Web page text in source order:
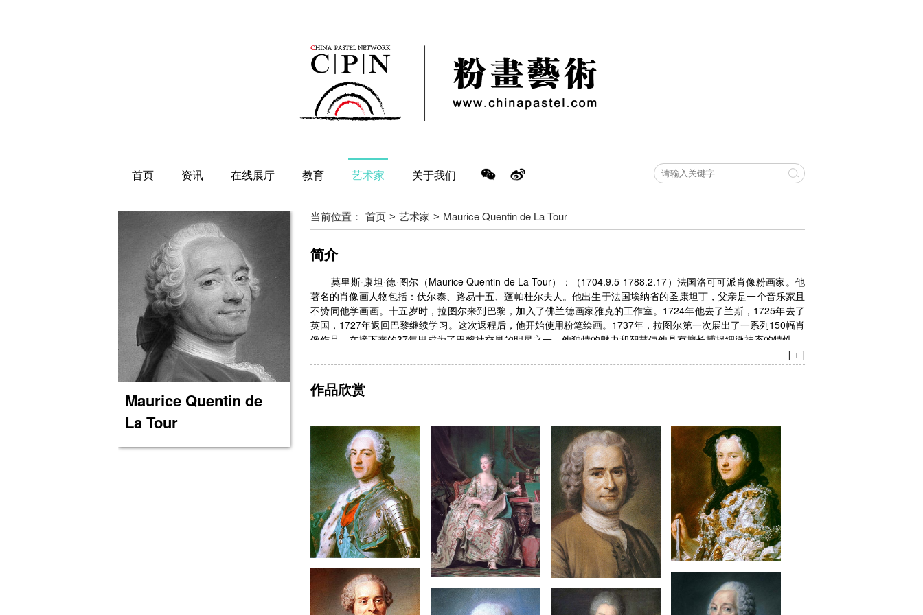
首页 资讯 在线展厅 教育 艺术家 关于我们
Maurice Quentin de
La Tour
当前位置： 首页 > 艺术家 > Maurice Quentin de La Tour
简介
莫里斯·康坦·德·图尔（Maurice Quentin de La Tour）：（1704.9.5-1788.2.17）法国洛可可派肖像粉画家。他
著名的肖像画人物包括：伏尔泰、路易十五、蓬帕杜尔夫人。他出生于法国埃纳省的圣康坦丁，父亲是一个音乐家且
不赞同他学画画。十五岁时，拉图尔来到巴黎，加入了佛兰德画家雅克的工作室。1724年他去了兰斯，1725年去了
英国，1727年返回巴黎继续学习。这次返程后，他开始使用粉笔绘画。1737年，拉图尔第一次展出了一系列150幅肖
像作品，在接下来的37年里成为了巴黎社交界的明星之一。他独特的魅力和智慧使他具有擅长捕捉细微神态的特性。
[ + ]
作品欣赏